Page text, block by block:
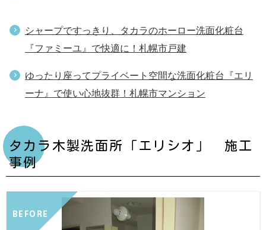
シャープですっきり、タカラのホーロー洗面化粧台
『ファミーユ』で快適に！札幌市戸建
ゆったり座ってプライベート空間な洗面化粧台『エリ
ーナ』で使い心地抜群！札幌市マンション
タカラ木製洗面所「エリシオ」 施工
事例
BEFORE